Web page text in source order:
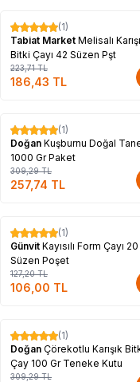
%17
(1)
Tabiat Market Melisalı
Bitki Çayı 42 Süzen Pşt
223,71TL
186,43 TL
%17
(1)
Doğan Kuşburnu Doğal
1000 Gr Paket
309,29TL
257,74 TL
%17
(1)
Günvit Kayısılı Form Çayı 20
Süzen Poşet
127,20TL
106,00 TL
%17
(1)
Doğan Çörekotlu Karışık
Çay 100 Gr Teneke Kutu
309,29TL